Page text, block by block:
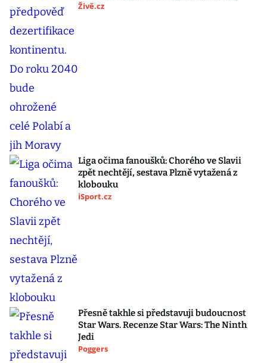
Živě.cz
Liga očima fanoušků: Chorého ve Slavii
zpět nechtějí, sestava Plzně vytažená z
klobouku
iSport.cz
Přesně takhle si představuji budoucnost
Star Wars. Recenze Star Wars: The Ninth
Jedi
Poggers